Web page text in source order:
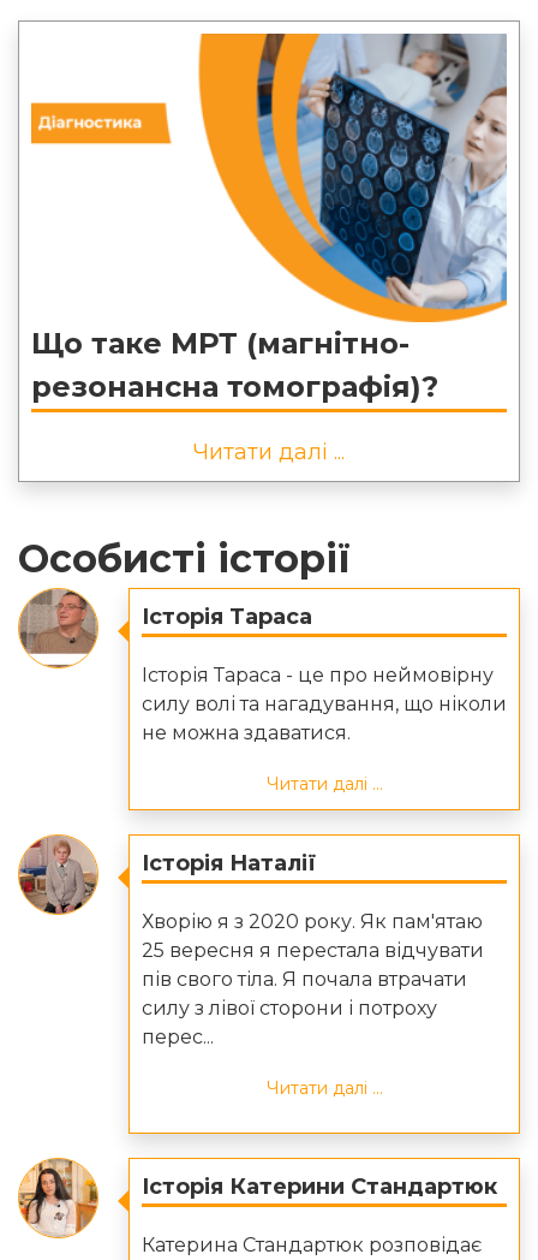
Що таке МРТ (магнітно-
резонансна томографія)?
Читати далі ...
Особисті історії
Історія Тараса
Історія Тараса - це про неймовірну
силу волі та нагадування, що ніколи
не можна здаватися.
Читати далі ...
Історія Наталії
Хворію я з 2020 року. Як пам'ятаю
25 вересня я перестала відчувати
пів свого тіла. Я почала втрачати
силу з лівої сторони і потроху
перес...
Читати далі ...
Історія Катерини Стандартюк
Катерина Стандартюк розповідає